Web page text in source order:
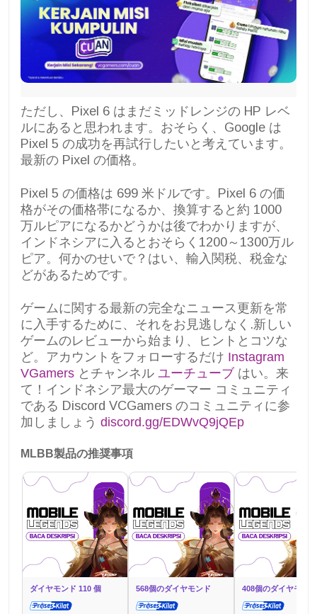
ただし、Pixel 6 はまだミッドレンジの HP レベ
ルにあると思われます。おそらく、Google は
Pixel 5 の成功を再試行したいと考えています。
最新の Pixel の価格。
Pixel 5 の価格は 699 米ドルです。Pixel 6 の価
格がその価格帯になるか、換算すると約 1000
万ルピアになるかどうかは後でわかりますが、
インドネシアに入るとおそらく1200～1300万ル
ピア。何かのせいで？はい、輸入関税、税金な
どがあるためです。
ゲームに関する最新の完全なニュース更新を常
に入手するために、それをお見逃しなく.新しい
ゲームのレビューから始まり、ヒントとコツな
ど。アカウントをフォローするだけ Instagram
VGamers とチャンネル ユーチューブはい。来
て！インドネシア最大のゲーマー コミュニティ
である Discord VCGamers のコミュニティに参
加しましょう discord.gg/EDWvQ9jQEp
MLBB製品の推奨事項
ダイヤモンド 110 個 568個のダイヤモンド 408個のダイヤモンド